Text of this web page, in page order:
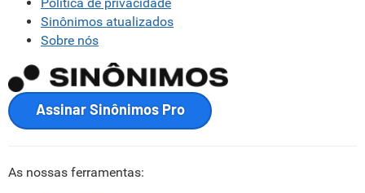
Sinônimos atualizados
Sobre nós
Assinar Sinônimos Pro
As nossas ferramentas: